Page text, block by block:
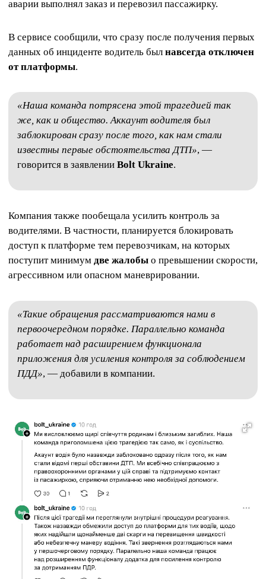
аварии выполнял заказ и перевозил пассажирку.
В сервисе сообщили, что сразу после получения первых
данных об инциденте водитель был навсегда отключен
от платформы.
«Наша команда потрясена этой трагедией так
же, как и общество. Аккаунт водителя был
заблокирован сразу после того, как нам стали
известны первые обстоятельства ДТП», —
говорится в заявлении Bolt Ukraine.
Компания также пообещала усилить контроль за
водителями. В частности, планируется блокировать
доступ к платформе тем перевозчикам, на которых
поступит минимум две жалобы о превышении скорости,
агрессивном или опасном маневрировании.
«Такие обращения рассматриваются нами в
первоочередном порядке. Параллельно команда
работает над расширением функционала
приложения для усиления контроля за соблюдением
ПДД», — добавили в компании.